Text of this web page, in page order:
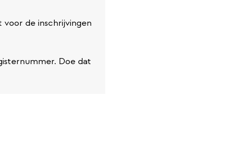
de inschrijvingen
Doe dat